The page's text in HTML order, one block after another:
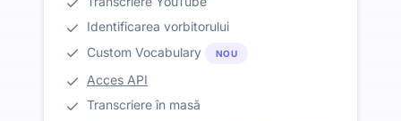
Identificarea vorbitorului
Custom Vocabulary
NOU
Acces API
Transcriere în masă